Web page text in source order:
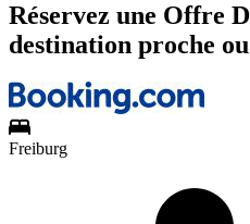
Réservez une Offre
destination proche
Freiburg